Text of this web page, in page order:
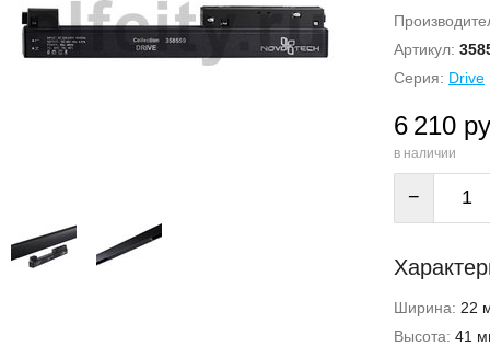
Артикул:
Серия: Drive
6 210
в наличии
−
Ширина: 22
Высота: 41